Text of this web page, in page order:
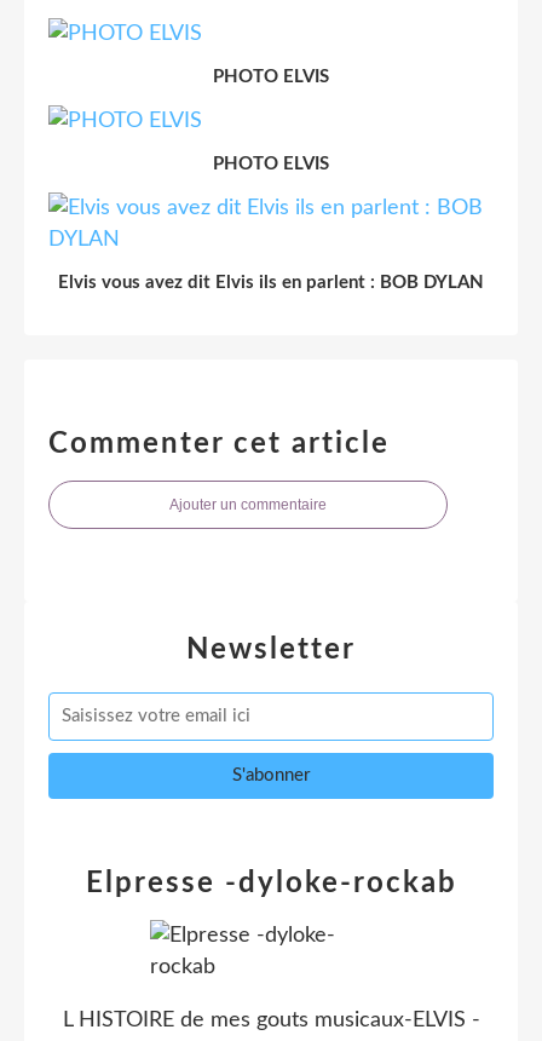
PHOTO ELVIS
PHOTO ELVIS
Elvis vous avez dit Elvis ils en parlent : BOB DYLAN
Commenter cet article
Ajouter un commentaire
Newsletter
Elpresse -dyloke-rockab
L HISTOIRE de mes gouts musicaux-ELVIS -